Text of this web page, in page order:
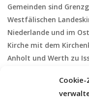
Gemeinden sind
Westfälischen
Niederlande und im
Kirche mit dem
Anholt und Werth zu
zwischen dem
evangelischen